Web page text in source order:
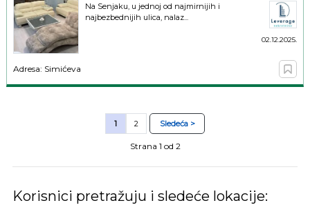
Na Senjaku, u jednoj od najmirnijih i
najbezbednijih ulica, nalaz...
02.12.2025.
Adresa: Simićeva
1 2 Sledeća >
Strana 1 od 2
Korisnici pretražuju i sledeće lokacije: